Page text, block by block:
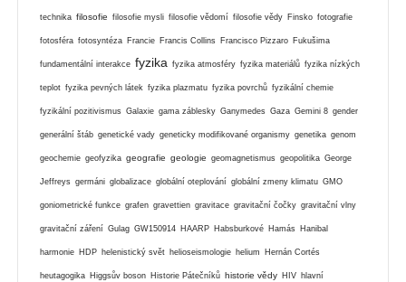
technika filosofie filosofie mysli filosofie vědomí filosofie vědy Finsko fotografie
fotosféra fotosyntéza Francie Francis Collins Francisco Pizzaro Fukušima
fundamentální interakce fyzika fyzika atmosféry fyzika materiálů fyzika nízkých
teplot fyzika pevných látek fyzika plazmatu fyzika povrchů fyzikální chemie
fyzikální pozitivismus Galaxie gama záblesky Ganymedes Gaza Gemini 8 gender
generální štáb genetické vady geneticky modifikované organismy genetika genom
geochemie geofyzika geografie geologie geomagnetismus geopolitika George
Jeffreys germáni globalizace globální oteplování globální zmeny klimatu GMO
goniometrické funkce grafen gravettien gravitace gravitační čočky gravitační vlny
gravitační záření Gulag GW150914 HAARP Habsburkové Hamás Hanibal
harmonie HDP helenistický svět helioseismologie helium Hernán Cortés
heutagogika Higgsův boson Historie Pátečníků historie vědy HIV hlavní